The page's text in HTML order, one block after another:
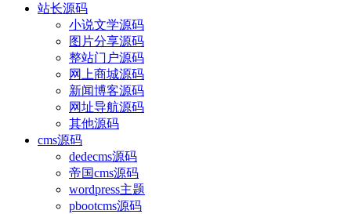
站长源码
小说文学源码
图片分享源码
整站门户源码
网上商城源码
新闻博客源码
网址导航源码
其他源码
cms源码
dedecms源码
帝国cms源码
wordpress主题
pbootcms源码